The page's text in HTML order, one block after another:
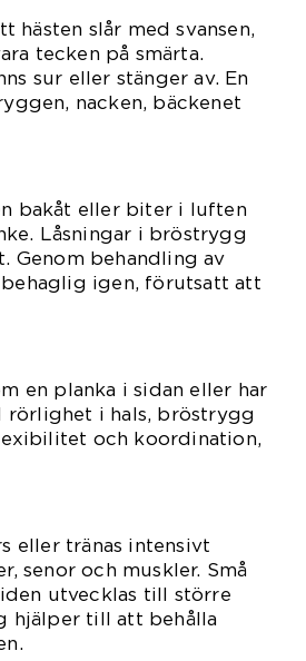
slår med svansen,
tecken på smärta.
sur eller stänger av. En
nacken, bäckenet
bakåt eller biter i luften
Låsningar i bröstrygg
Genom behandling av
igen, förutsatt att
en planka i sidan eller har
rörlighet i hals, bröstrygg
och koordination,
eller tränas intensivt
senor och muskler. Små
utvecklas till större
hjälper till att behålla